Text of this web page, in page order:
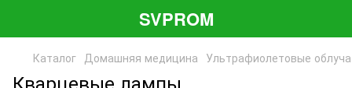
SVPROM
Каталог Домашняя медицина Ультрафиолетовые
Кварцевые лампы